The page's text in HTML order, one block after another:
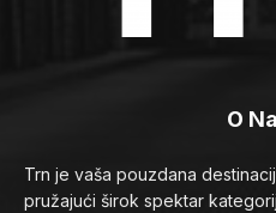
O
Trn je vaša pouzdana
pružajući širok spektar